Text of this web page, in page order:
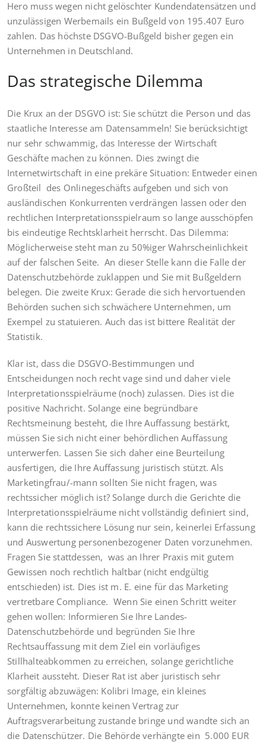
Hero muss wegen nicht gelöschter Kundendatensätzen und
unzulässigen Werbemails ein Bußgeld von 195.407 Euro
zahlen. Das höchste DSGVO-Bußgeld bisher gegen ein
Unternehmen in Deutschland.
Das strategische Dilemma
Die Krux an der DSGVO ist: Sie schützt die Person und das
staatliche Interesse am Datensammeln! Sie berücksichtigt
nur sehr schwammig, das Interesse der Wirtschaft
Geschäfte machen zu können. Dies zwingt die
Internetwirtschaft in eine prekäre Situation: Entweder einen
Großteil des Onlinegeschäfts aufgeben und sich von
ausländischen Konkurrenten verdrängen lassen oder den
rechtlichen Interpretationsspielraum so lange ausschöpfen
bis eindeutige Rechtsklarheit herrscht. Das Dilemma:
Möglicherweise steht man zu 50%iger Wahrscheinlichkeit
auf der falschen Seite. An dieser Stelle kann die Falle der
Datenschutzbehörde zuklappen und Sie mit Bußgeldern
belegen. Die zweite Krux: Gerade die sich hervortuenden
Behörden suchen sich schwächere Unternehmen, um
Exempel zu statuieren. Auch das ist bittere Realität der
Statistik.
Klar ist, dass die DSGVO-Bestimmungen und
Entscheidungen noch recht vage sind und daher viele
Interpretationsspielräume (noch) zulassen. Dies ist die
positive Nachricht. Solange eine begründbare
Rechtsmeinung besteht, die Ihre Auffassung bestärkt,
müssen Sie sich nicht einer behördlichen Auffassung
unterwerfen. Lassen Sie sich daher eine Beurteilung
ausfertigen, die Ihre Auffassung juristisch stützt. Als
Marketingfrau/-mann sollten Sie nicht fragen, was
rechtssicher möglich ist? Solange durch die Gerichte die
Interpretationsspielräume nicht vollständig definiert sind,
kann die rechtssichere Lösung nur sein, keinerlei Erfassung
und Auswertung personenbezogener Daten vorzunehmen.
Fragen Sie stattdessen, was an Ihrer Praxis mit gutem
Gewissen noch rechtlich haltbar (nicht endgültig
entschieden) ist. Dies ist m. E. eine für das Marketing
vertretbare Compliance. Wenn Sie einen Schritt weiter
gehen wollen: Informieren Sie Ihre Landes-
Datenschutzbehörde und begründen Sie Ihre
Rechtsauffassung mit dem Ziel ein vorläufiges
Stillhalteabkommen zu erreichen, solange gerichtliche
Klarheit aussteht. Dieser Rat ist aber juristisch sehr
sorgfältig abzuwägen: Kolibri Image, ein kleines
Unternehmen, konnte keinen Vertrag zur
Auftragsverarbeitung zustande bringe und wandte sich an
die Datenschützer. Die Behörde verhängte ein 5.000 EUR